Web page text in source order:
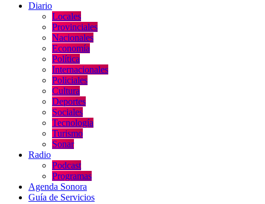
Diario
Locales
Provinciales
Nacionales
Economía
Política
Internacionales
Policiales
Cultura
Deportes
Sociales
Tecnología
Turismo
Sonar
Radio
Podcast
Programas
Agenda Sonora
Guía de Servicios